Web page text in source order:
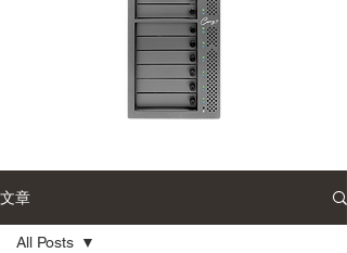
Carry
式
專
Carry
專
文章
All Posts